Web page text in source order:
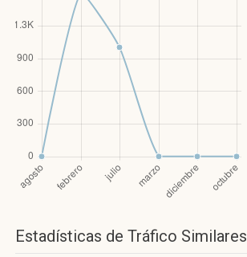
Estadísticas de Tráfico Similares